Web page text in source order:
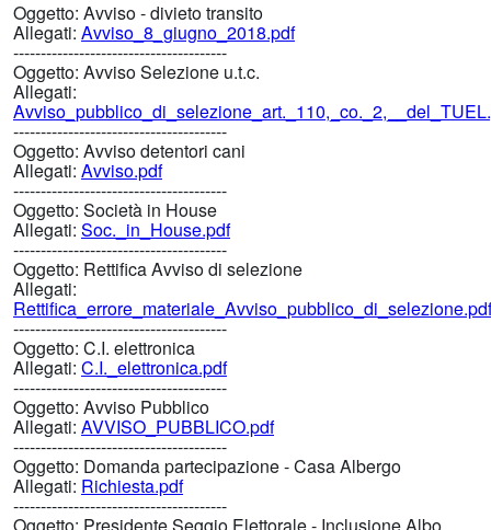
Oggetto: Avviso - divieto transito
Allegati: Avviso_8_giugno_2018.pdf
---------------------------------------
Oggetto: Avviso Selezione u.t.c.
Allegati:
---------------------------------------
Oggetto: Avviso detentori cani
Allegati: Avviso.pdf
---------------------------------------
Oggetto: Società in House
Allegati: Soc._in_House.pdf
---------------------------------------
Oggetto: Rettifica Avviso di selezione
Allegati:
Rettifica_errore_materiale_Avviso_pubblico_di_selezione.pdf
---------------------------------------
Oggetto: C.I. elettronica
Allegati: C.I._elettronica.pdf
---------------------------------------
Oggetto: Avviso Pubblico
Allegati: AVVISO_PUBBLICO.pdf
---------------------------------------
Oggetto: Domanda partecipazione - Casa Albergo
Allegati: Richiesta.pdf
---------------------------------------